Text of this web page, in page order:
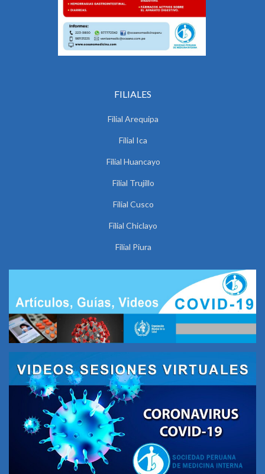
FILIALES
Filial Arequipa
Filial Ica
Filial Huancayo
Filial Trujillo
Filial Cusco
Filial Chiclayo
Filial Piura